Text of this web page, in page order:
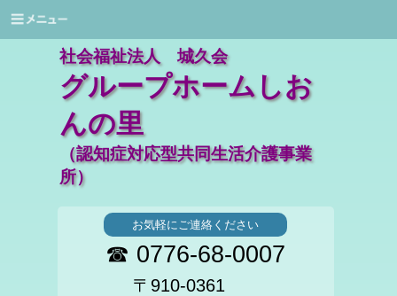
社会福祉法人 城久会
グループホームしお
んの里
（認知症対応型共同生活介護事業
所）
お気軽にご連絡ください
☎ 0776-68-0007
〒910-0361